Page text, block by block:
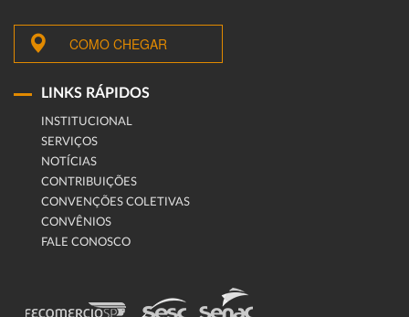
COMO CHEGAR
LINKS RÁPIDOS
INSTITUCIONAL
SERVIÇOS
NOTÍCIAS
CONTRIBUIÇÕES
CONVENÇÕES COLETIVAS
CONVÊNIOS
FALE CONOSCO